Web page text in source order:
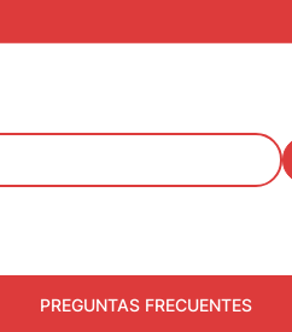
PREGUNTAS FRECUENTES